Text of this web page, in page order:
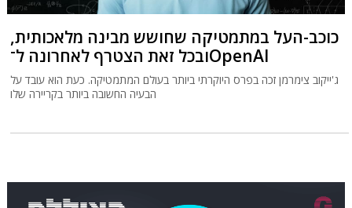
כוכב-העל במתמטיקה שחושש מבינה מלאכותית,
ובכל זאת הצטרף לאחרונה ל־OpenAI
ג'ייקוב צימרמן זכה בפרס היוקרתי ביותר בעולם המתמטיקה. כעת הוא עובד על
הבעיה החשובה ביותר בקריירה שלו